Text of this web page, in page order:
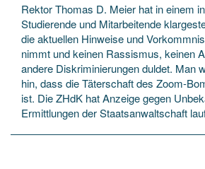
Rektor Thomas D. Meier hat in einem
Studierende und Mitarbeitende
die aktuellen Hinweise und
nimmt und keinen Rassismus, keinen
andere Diskriminierungen duldet. Man
hin, dass die Täterschaft des Zoom-
ist. Die ZHdK hat Anzeige gegen
Ermittlungen der Staatsanwaltschaft